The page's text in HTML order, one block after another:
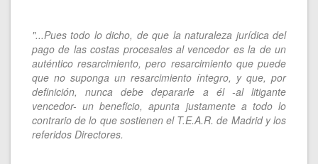
"...Pues todo lo dicho, de que la naturaleza jurídica del
pago de las costas procesales al vencedor es la de un
auténtico resarcimiento, pero resarcimiento que puede
que no suponga un resarcimiento íntegro, y que, por
definición, nunca debe depararle a él -al litigante
vencedor- un beneficio, apunta justamente a todo lo
contrario de lo que sostienen el T.E.A.R. de Madrid y los
referidos Directores.